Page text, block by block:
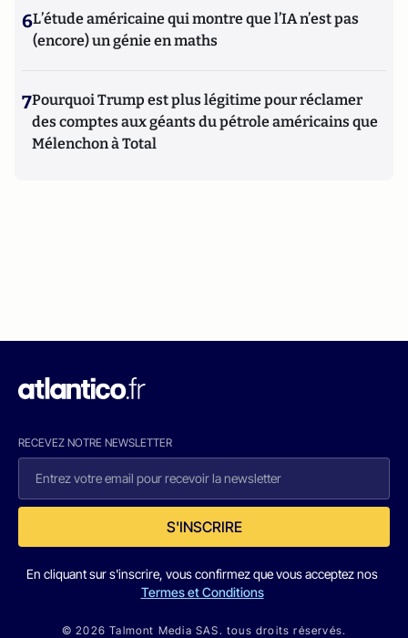
6L’étude américaine qui montre que l’IA n’est pas
(encore) un génie en maths
7Pourquoi Trump est plus légitime pour réclamer
des comptes aux géants du pétrole américains que
Mélenchon à Total
RECEVEZ NOTRE NEWSLETTER
S'INSCRIRE
En cliquant sur s'inscrire, vous confirmez que vous acceptez nos
Termes et Conditions
© 2026 Talmont Media SAS. tous droits réservés.